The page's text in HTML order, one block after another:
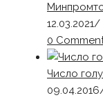
12.03.2021/
0
Число
09.04.2016